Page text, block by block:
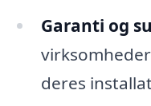
Garanti og
deres